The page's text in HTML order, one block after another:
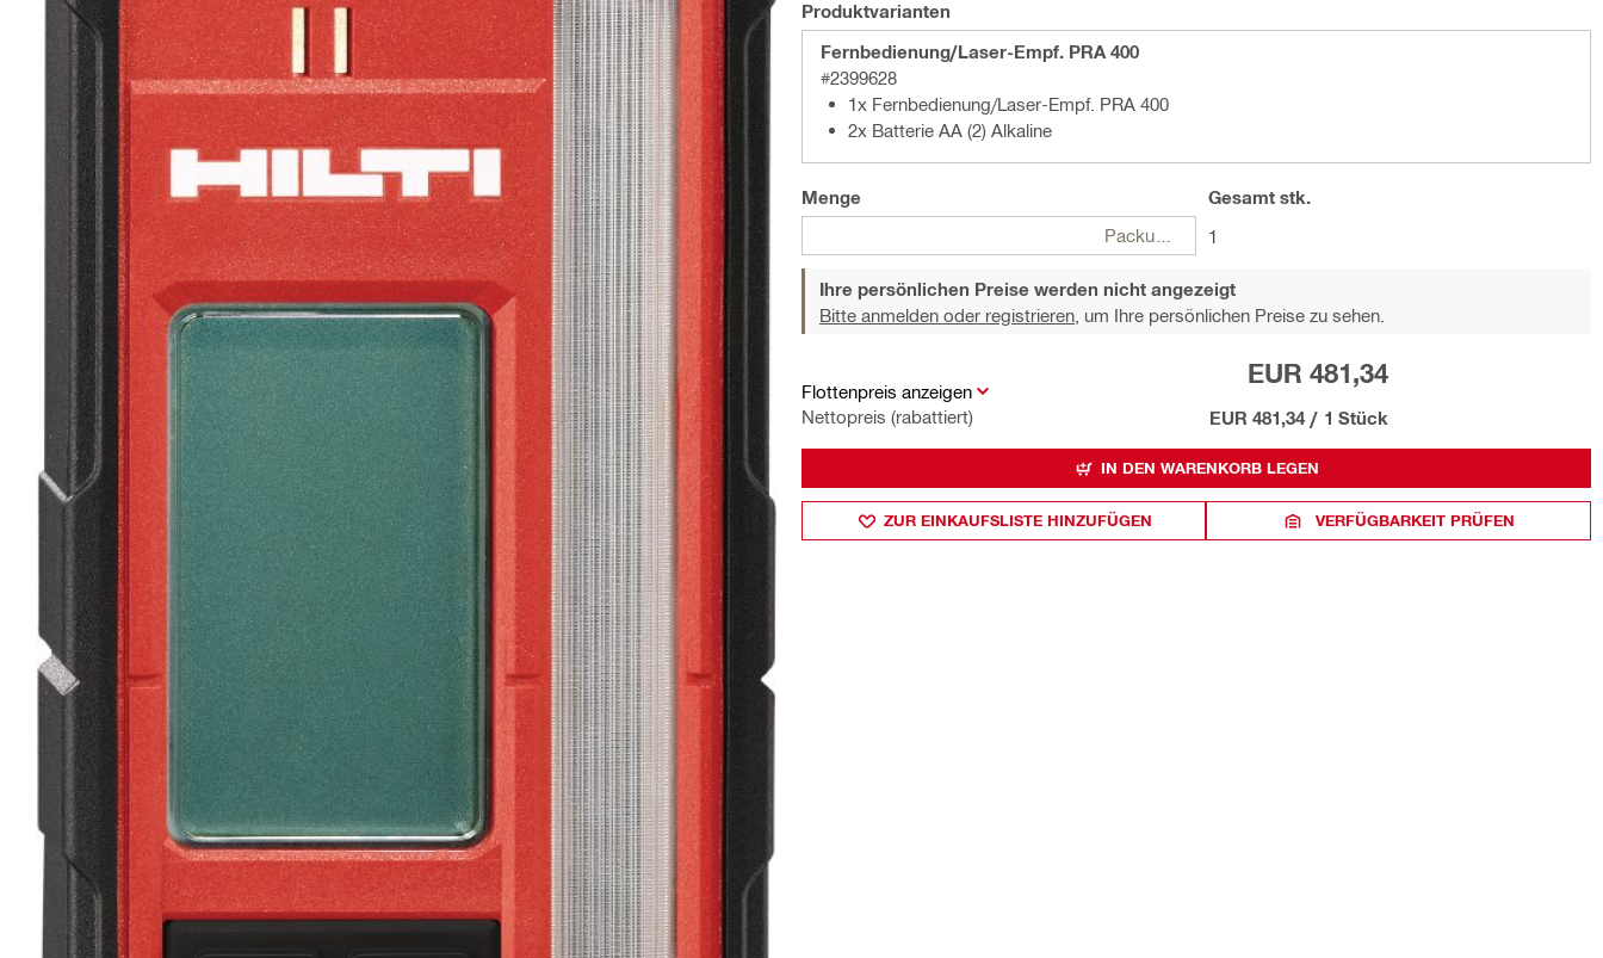
Produktvarianten
Fernbedienung/Laser-Empf. PRA 400
#2399628
1x Fernbedienung/Laser-Empf. PRA 400
2x Batterie AA (2) Alkaline
Menge
Gesamt stk.
1
Ihre persönlichen Preise werden nicht angezeigt
Bitte anmelden oder registrieren, um Ihre persönlichen Preise zu sehen.
Flottenpreis anzeigen
Nettopreis (rabattiert)
EUR 481,34
EUR 481,34 / 1 Stück
IN DEN WARENKORB LEGEN
ZUR EINKAUFSLISTE HINZUFÜGEN VERFÜGBARKEIT PRÜFEN